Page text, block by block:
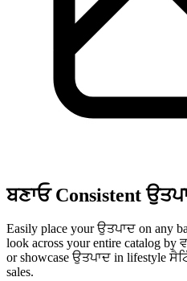
ਬਣਾਓ Consistent
Easily place your ਉਤਪਾਦ on any
look across your entire catalog by
or showcase ਉਤਪਾਦ in lifestyle
sales.